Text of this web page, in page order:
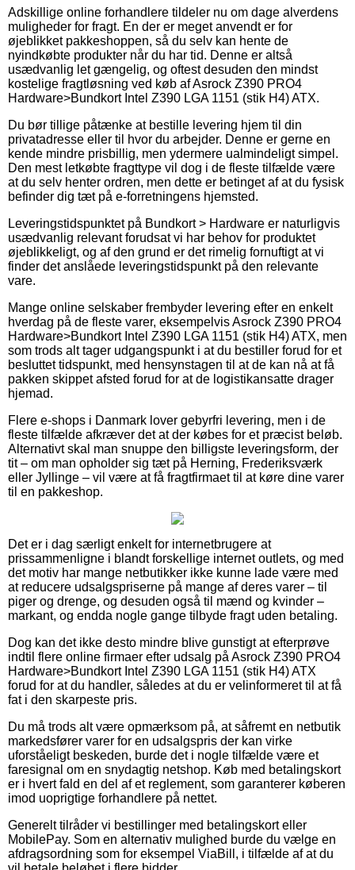
Adskillige online forhandlere tildeler nu om dage alverdens
muligheder for fragt. En der er meget anvendt er for
øjeblikket pakkeshoppen, så du selv kan hente de
nyindkøbte produkter når du har tid. Denne er altså
usædvanlig let gængelig, og oftest desuden den mindst
kostelige fragtløsning ved køb af Asrock Z390 PRO4
Hardware>Bundkort Intel Z390 LGA 1151 (stik H4) ATX.
Du bør tillige påtænke at bestille levering hjem til din
privatadresse eller til hvor du arbejder. Denne er gerne en
kende mindre prisbillig, men ydermere ualmindeligt simpel.
Den mest letkøbte fragttype vil dog i de fleste tilfælde være
at du selv henter ordren, men dette er betinget af at du fysisk
befinder dig tæt på e-forretningens hjemsted.
Leveringstidspunktet på Bundkort > Hardware er naturligvis
usædvanlig relevant forudsat vi har behov for produktet
øjeblikkeligt, og af den grund er det rimelig fornuftigt at vi
finder det anslåede leveringstidspunkt på den relevante
vare.
Mange online selskaber frembyder levering efter en enkelt
hverdag på de fleste varer, eksempelvis Asrock Z390 PRO4
Hardware>Bundkort Intel Z390 LGA 1151 (stik H4) ATX, men
som trods alt tager udgangspunkt i at du bestiller forud for et
besluttet tidspunkt, med hensynstagen til at de kan nå at få
pakken skippet afsted forud for at de logistikansatte drager
hjemad.
Flere e-shops i Danmark lover gebyrfri levering, men i de
fleste tilfælde afkræver det at der købes for et præcist beløb.
Alternativt skal man snuppe den billigste leveringsform, der
tit – om man opholder sig tæt på Herning, Frederiksværk
eller Jyllinge – vil være at få fragtfirmaet til at køre dine varer
til en pakkeshop.
Det er i dag særligt enkelt for internetbrugere at
prissammenligne i blandt forskellige internet outlets, og med
det motiv har mange netbutikker ikke kunne lade være med
at reducere udsalgspriserne på mange af deres varer – til
piger og drenge, og desuden også til mænd og kvinder –
markant, og endda nogle gange tilbyde fragt uden betaling.
Dog kan det ikke desto mindre blive gunstigt at efterprøve
indtil flere online firmaer efter udsalg på Asrock Z390 PRO4
Hardware>Bundkort Intel Z390 LGA 1151 (stik H4) ATX
forud for at du handler, således at du er velinformeret til at få
fat i den skarpeste pris.
Du må trods alt være opmærksom på, at såfremt en netbutik
markedsfører varer for en udsalgspris der kan virke
uforståeligt beskeden, burde det i nogle tilfælde være et
faresignal om en snydagtig netshop. Køb med betalingskort
er i hvert fald en del af et reglement, som garanterer køberen
imod uoprigtige forhandlere på nettet.
Generelt tilråder vi bestillinger med betalingskort eller
MobilePay. Som en alternativ mulighed burde du vælge en
afdragsordning som for eksempel ViaBill, i tilfælde af at du